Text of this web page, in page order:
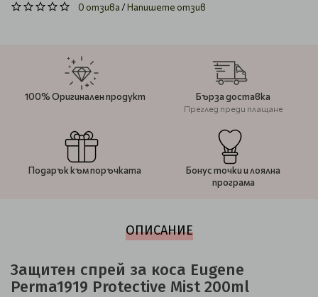
0 отзива/Напишете отзив
100% Оригинален продукт Бърза доставка
Преглед преди плащане
Подарък към поръчката
Бонус точки и лоялна
програма
ОПИСАНИЕ
Защитен спрей за коса Eugene
Perma1919 Protective Mist 200ml